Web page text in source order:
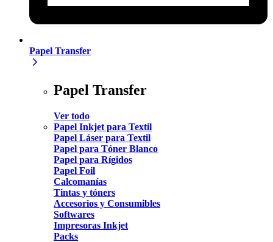
Papel Transfer
Papel Transfer
Ver todo
Papel Inkjet para Textil
Papel Láser para Textil
Papel para Tóner Blanco
Papel para Rígidos
Papel Foil
Calcomanías
Tintas y tóners
Accesorios y Consumibles
Softwares
Impresoras Inkjet
Packs